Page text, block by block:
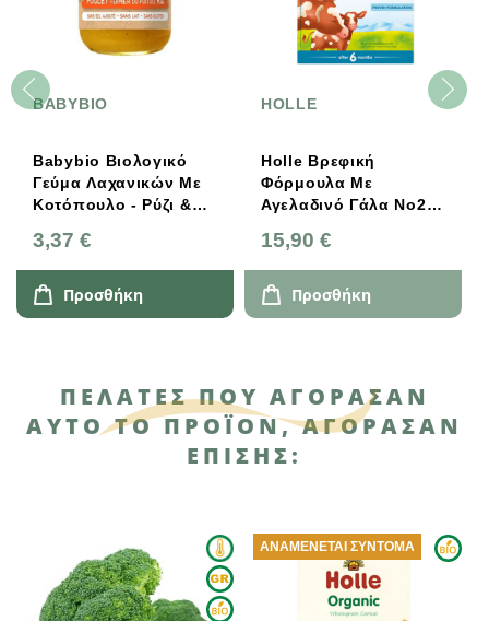
BABYBIO
Babybio Βιολογικό
Γεύμα Λαχανικών Με
Κοτόπουλο - Ρύζι &
3,37 €
Προσθήκη
HOLLE
Holle Βρεφική
Φόρμουλα Με
Αγελαδινό Γάλα Νο2
Βιοδυναμικής
Πιστοποίησης 600g
15,90 €
Προσθήκη
ΠΕΛΆΤΕΣ ΠΟΥ ΑΓΌΡΑΣΑΝ
ΑΥΤΌ ΤΟ ΠΡΟΪΌΝ, ΑΓΌΡΑΣΑΝ
ΕΠΊΣΗΣ:
ΑΝΑΜΈΝΕΤΑΙ ΣΎΝΤΟΜΑ